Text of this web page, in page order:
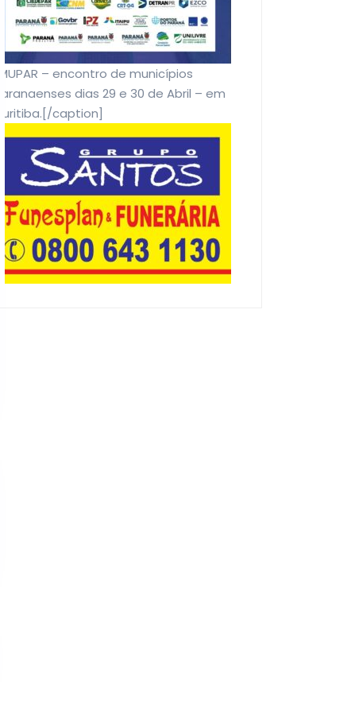
EMUPAR – encontro de municípios
paranaenses dias 29 e 30 de Abril – em
Curitiba.[/caption]